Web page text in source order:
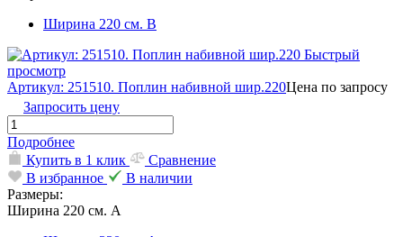
Ширина 220 см. В
Быстрый
просмотр
Артикул: 251510. Поплин набивной шир.220Цена по запросу
Запросить цену
Подробнее
Купить в 1 клик
Сравнение
В избранное
В наличии
Размеры:
Ширина 220 см. А